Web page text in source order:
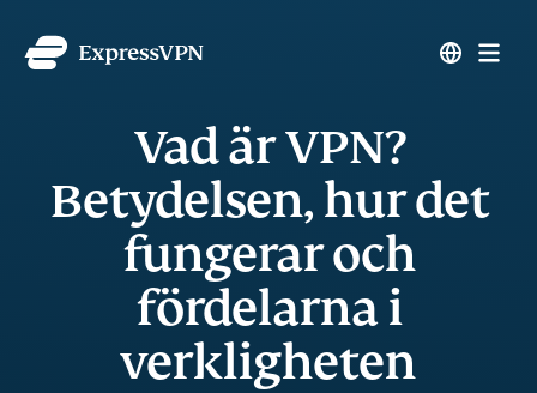
Vad är VPN?
Betydelsen, hur det
fungerar och
fördelarna i
verkligheten